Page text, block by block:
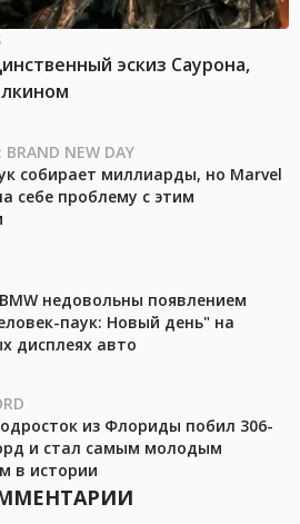
эскиз Саурона,
BRAND NEW DAY
собирает миллиарды, но Marvel
себе проблему с этим
недовольны появлением
паук: Новый день" на
дисплеях авто
из Флориды побил 306-
и стал самым молодым
в истории